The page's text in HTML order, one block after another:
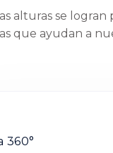
alturas se logran
que ayudan a
360°